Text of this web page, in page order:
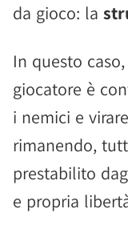
da gioco: la
In questo
giocatore è
i nemici e
rimanendo,
prestabilito
e propria